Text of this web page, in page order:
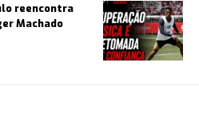
reencontra
Machado